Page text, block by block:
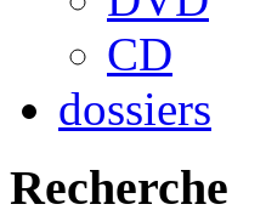
CD
dossiers
Recherche